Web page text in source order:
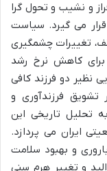
و نشیب و تحول گرا
می گیرد. سیاست
تغییرات چشمگیری
برای کاهش نرخ رشد
که با شعارهایی نظیر دو فرزند کافی
تشویق فرزندآوری و
تحلیل تاریخی این
ایران می پردازد.
و بهبود سلامت
و تغییر هرم سنی